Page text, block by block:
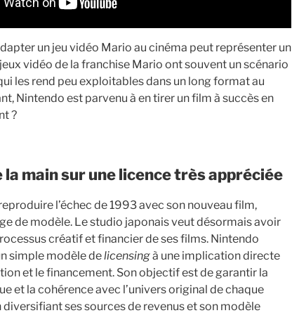
un jeu vidéo Mario au cinéma peut représenter un
vidéo de la franchise Mario ont souvent un scénario
les rend peu exploitables dans un long format au
Nintendo est parvenu à en tirer un film à succès en
?
la main sur une licence très appréciée
l’échec de 1993 avec son nouveau film,
de modèle. Le studio japonais veut désormais avoir
créatif et financier de ses films. Nintendo
simple modèle delicensingà une implication directe
et le financement. Son objectif est de garantir la
et la cohérence avec l’univers original de chaque
diversifiant ses sources de revenus et son modèle